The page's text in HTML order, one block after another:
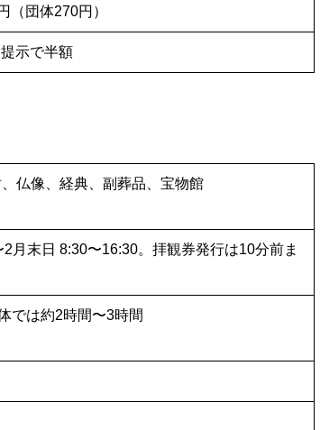
（団体270円）
示で半額
仏像、経典、副葬品、宝物館
月末日 8:30〜16:30。拝観券発行は10分前ま
では約2時間〜3時間